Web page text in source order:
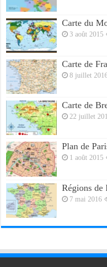
Carte du
3 août 2015
Carte de
8 juillet
Carte de
22 juillet
Plan de
1 août 2015
Régions de
7 mai 2016